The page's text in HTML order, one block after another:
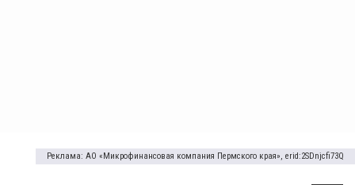
Реклама: АО «Микрофинансовая компания Пермского края», erid:2SDnjcfi73Q